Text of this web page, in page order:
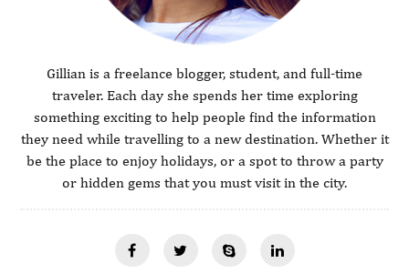
Gillian is a freelance blogger, student, and full-time
traveler. Each day she spends her time exploring
something exciting to help people find the information
they need while travelling to a new destination. Whether it
be the place to enjoy holidays, or a spot to throw a party
or hidden gems that you must visit in the city.